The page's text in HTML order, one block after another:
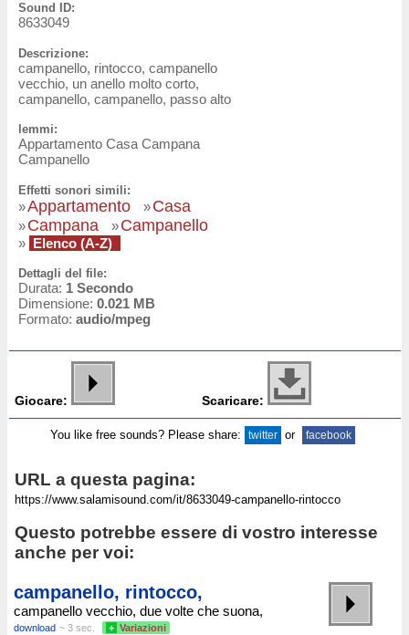
Sound ID:
8633049
Descrizione:
campanello, rintocco, campanello
vecchio, un anello molto corto,
campanello, campanello, passo alto
lemmi:
Appartamento Casa Campana
Campanello
Effetti sonori simili:
»Appartamento »Casa
»Campana »Campanello
» Elenco (A-Z)
Dettagli del file:
Durata: 1 Secondo
Dimensione: 0.021 MB
Formato: audio/mpeg
Giocare: Scaricare:
You like free sounds? Please share: twitter or facebook
URL a questa pagina:
Questo potrebbe essere di vostro interesse
anche per voi:
campanello, rintocco,
campanello vecchio, due volte che suona,
download ~ 3 sec. + Variazioni